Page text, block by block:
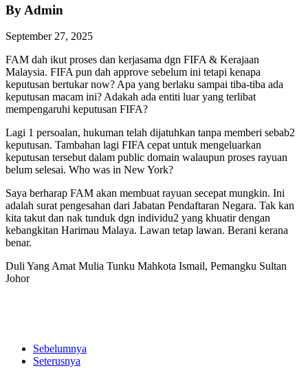
By Admin
September 27, 2025
FAM dah ikut proses dan kerjasama dgn FIFA & Kerajaan
Malaysia. FIFA pun dah approve sebelum ini tetapi kenapa
keputusan bertukar now? Apa yang berlaku sampai tiba-tiba ada
keputusan macam ini? Adakah ada entiti luar yang terlibat
mempengaruhi keputusan FIFA?
Lagi 1 persoalan, hukuman telah dijatuhkan tanpa memberi sebab2
keputusan. Tambahan lagi FIFA cepat untuk mengeluarkan
keputusan tersebut dalam public domain walaupun proses rayuan
belum selesai. Who was in New York?
Saya berharap FAM akan membuat rayuan secepat mungkin. Ini
adalah surat pengesahan dari Jabatan Pendaftaran Negara. Tak kan
kita takut dan nak tunduk dgn individu2 yang khuatir dengan
kebangkitan Harimau Malaya. Lawan tetap lawan. Berani kerana
benar.
Duli Yang Amat Mulia Tunku Mahkota Ismail, Pemangku Sultan
Johor
Sebelumnya
Seterusnya